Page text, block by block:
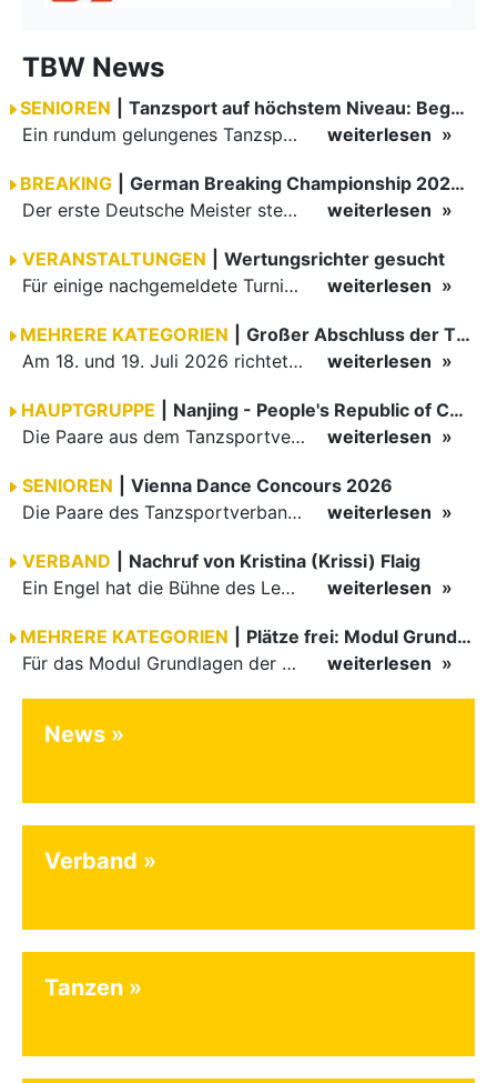
TBW News
SENIOREN
Tanzsport auf höchstem Niveau: Begeisterung bei den Turnieren in…
Ein rundum gelungenes Tanzsport-Wochenende liegt hinter den Paaren und Organisatoren in Enzklösterle. Am 1. und 2. August 2026 verwandelte sich die Festhalle wieder in einen lebendigen Mittelpunkt des…
weiterlesen
BREAKING
German Breaking Championship 2026 in Hannover
Der erste Deutsche Meister steht fest B-Boy Roman siegt bei den Juniors
weiterlesen
VERANSTALTUNGEN
Wertungsrichter gesucht
Für einige nachgemeldete Turniere im 2 Halbjahr sucht der ZWE noch Wertungsrichter.
weiterlesen
MEHRERE KATEGORIEN
Großer Abschluss der TBW-Trophy in Weinheim
Am 18. und 19. Juli 2026 richtete die Tanzsportabteilung (TSA) der TSG 1862 Weinheim das Abschlussturnier der diesjährigen TBW-Trophy-Serie aus. Zum traditionellen Saisonfinale kamen rund 400 Starts über…
weiterlesen
HAUPTGRUPPE
Nanjing - People's Republic of China
Die Paare aus dem Tanzsportverband Baden-Württemberg (TBW) haben beim hochklassig besetzten WDSF GrandSlam im chinesischen Nanjing wieder einmal auf internationalem Top-Niveau geglänzt. Das…
weiterlesen
SENIOREN
Vienna Dance Concours 2026
Die Paare des Tanzsportverbandes Baden-Württemberg (TBW) glänzten auf dem internationalen Parkett des Vienna Dance Concourse 2026 im Wiener Rathaus mit hervorragenden Platzierungen Ergebnisse unter: …
weiterlesen
VERBAND
Nachruf von Kristina (Krissi) Flaig
Ein Engel hat die Bühne des Lebens verlassen. Viel zu früh, plötzlich und für uns alle unfassbar, wurde unsere geliebte Kristina (Krissi) Flaig im Alter von 36 Jahren aus dem Leben gerissen. Das Tanzen…
weiterlesen
MEHRERE KATEGORIEN
Plätze frei: Modul Grundlagen
Für das Modul Grundlagen der Breitensportausbildung vom 10. bis 13. September an der Landessportschule Albstadt sind noch Plätze frei. Das Modul kann auch für den Lizenzerhalt (30 LE fachlich) genutzt…
weiterlesen
News
Verband
Tanzen